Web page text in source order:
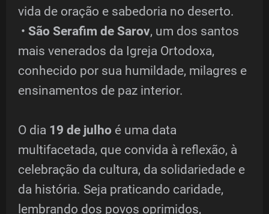
vida de oração e sabedoria no deserto.
• São Serafim de Sarov, um dos santos
mais venerados da Igreja Ortodoxa,
conhecido por sua humildade, milagres e
ensinamentos de paz interior.
O dia 19 de julho é uma data
multifacetada, que convida à reflexão, à
celebração da cultura, da solidariedade e
da história. Seja praticando caridade,
lembrando dos povos oprimidos,